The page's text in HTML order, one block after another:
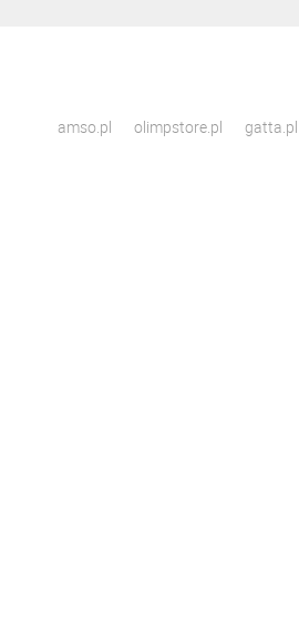
amso.pl
olimpstore.pl gatta.pl